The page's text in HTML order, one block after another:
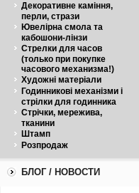
Декоративне каміння,
перли, стрази
Ювелірна смола та
кабошони-лінзи
Стрелки для часов
(только при покупке
часового механизма!)
Художні матеріали
Годинникові механізми і
стрілки для годинника
Стрічки, мережива,
тканини
Штамп
Розпродаж
БЛОГ / НОВОСТИ